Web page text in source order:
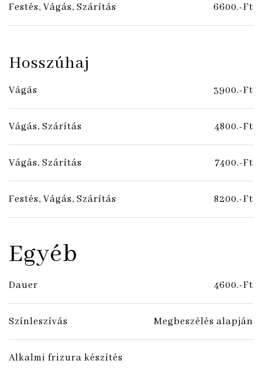
Festés, Vágás, Szárítás 6600.-Ft
Hosszúhaj
Vágás 3900.-Ft
Vágás, Szárítás 4800.-Ft
Vágás, Szárítás 7400.-Ft
Festés, Vágás, Szárítás 8200.-Ft
Egyéb
Dauer 4600.-Ft
Színleszívás Megbeszélés alapján
Alkalmi frizura készítés